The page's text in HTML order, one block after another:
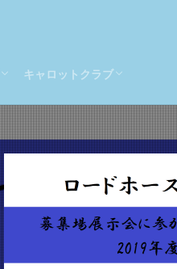
キャロットクラブ
ヴィジュネル
ヴァンデスプワール
ナミュール
セレシオン
ディエルメス
出資過程
回顧
重賞 馬券検討